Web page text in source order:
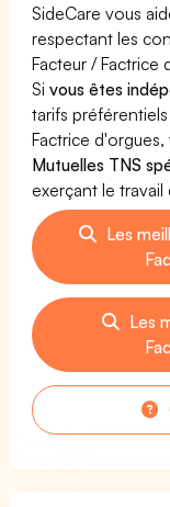
SideCare vous
respectant les
Facteur / Factrice
Sivous êtes
tarifs
Factrice
Mutuelles TNS
exerçant le travail
Les
Les